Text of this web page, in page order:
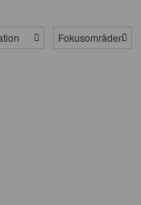
Fokusområden